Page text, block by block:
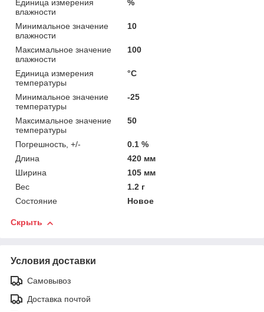
Единица измерения
влажности
%
Минимальное значение
влажности
10
Максимальное значение
влажности
100
Единица измерения
температуры
°С
Минимальное значение
температуры
-25
Максимальное значение
температуры
50
Погрешность, +/-
0.1 %
Длина
420 мм
Ширина
105 мм
Вес
1.2 г
Состояние
Новое
Скрыть
Условия доставки
Самовывоз
Доставка почтой